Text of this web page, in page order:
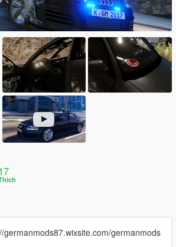
germanmods87.wixsite.com/germanmods